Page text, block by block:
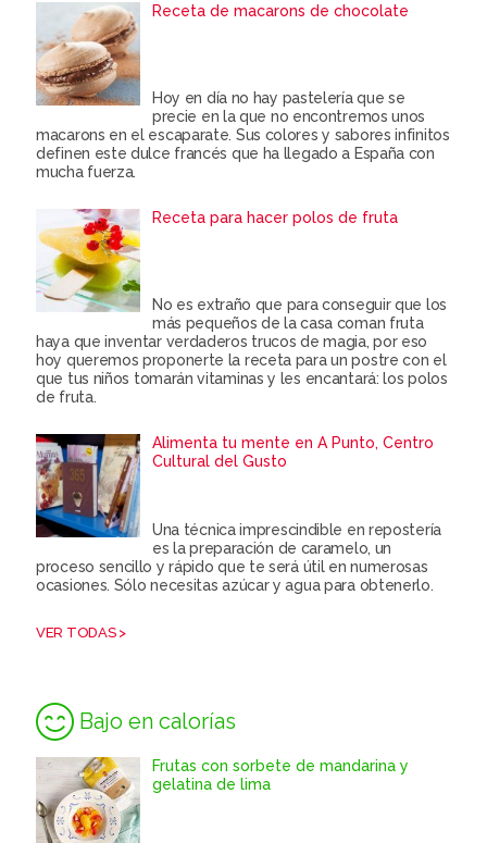
Receta de macarons de chocolate
Hoy en día no hay pastelería que se
precie en la que no encontremos unos
macarons en el escaparate. Sus colores y sabores infinitos
definen este dulce francés que ha llegado a España con
mucha fuerza.
Receta para hacer polos de fruta
No es extraño que para conseguir que los
más pequeños de la casa coman fruta
haya que inventar verdaderos trucos de magia, por eso
hoy queremos proponerte la receta para un postre con el
que tus niños tomarán vitaminas y les encantará: los polos
de fruta.
Alimenta tu mente en A Punto, Centro
Cultural del Gusto
Una técnica imprescindible en repostería
es la preparación de caramelo, un
proceso sencillo y rápido que te será útil en numerosas
ocasiones. Sólo necesitas azúcar y agua para obtenerlo.
VER TODAS >
Bajo en calorías
Frutas con sorbete de mandarina y
gelatina de lima